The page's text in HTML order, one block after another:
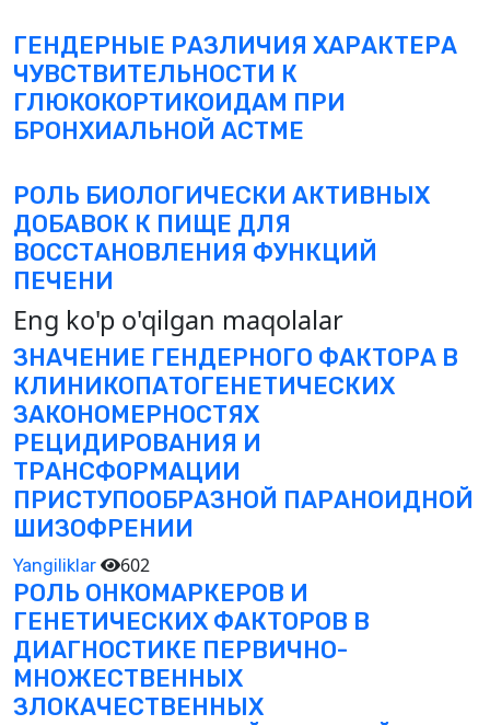
ГЕНДЕРНЫЕ РАЗЛИЧИЯ ХАРАКТЕРА
ЧУВСТВИТЕЛЬНОСТИ К
ГЛЮКОКОРТИКОИДАМ ПРИ
БРОНХИАЛЬНОЙ АСТМЕ
РОЛЬ БИОЛОГИЧЕСКИ АКТИВНЫХ
ДОБАВОК К ПИЩЕ ДЛЯ
ВОССТАНОВЛЕНИЯ ФУНКЦИЙ
ПЕЧЕНИ
Eng ko'p o'qilgan maqolalar
ЗНАЧЕНИЕ ГЕНДЕРНОГО ФАКТОРА В
КЛИНИКОПАТОГЕНЕТИЧЕСКИХ
ЗАКОНОМЕРНОСТЯХ
РЕЦИДИРОВАНИЯ И
ТРАНСФОРМАЦИИ
ПРИСТУПООБРАЗНОЙ ПАРАНОИДНОЙ
ШИЗОФРЕНИИ
Yangiliklar 602
РОЛЬ ОНКОМАРКЕРОВ И
ГЕНЕТИЧЕСКИХ ФАКТОРОВ В
ДИАГНОСТИКЕ ПЕРВИЧНО-
МНОЖЕСТВЕННЫХ
ЗЛОКАЧЕСТВЕННЫХ